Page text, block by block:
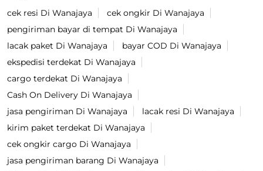
cek resi Di Wanajaya
cek ongkir Di Wanajaya
pengiriman bayar di tempat Di Wanajaya
lacak paket Di Wanajaya
bayar COD Di Wanajaya
ekspedisi terdekat Di Wanajaya
cargo terdekat Di Wanajaya
Cash On Delivery Di Wanajaya
jasa pengiriman Di Wanajaya
lacak resi Di Wanajaya
kirim paket terdekat Di Wanajaya
cek ongkir cargo Di Wanajaya
jasa pengiriman barang Di Wanajaya